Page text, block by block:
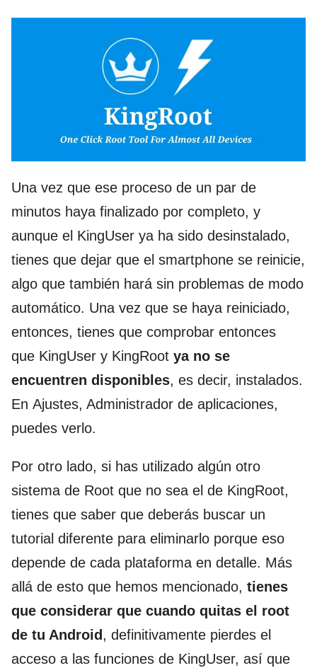
Una vez que ese proceso de un par de
minutos haya finalizado por completo, y
aunque el KingUser ya ha sido desinstalado,
tienes que dejar que el smartphone se reinicie,
algo que también hará sin problemas de modo
automático. Una vez que se haya reiniciado,
entonces, tienes que comprobar entonces
que KingUser y KingRoot ya no se
encuentren disponibles, es decir, instalados.
En Ajustes, Administrador de aplicaciones,
puedes verlo.
Por otro lado, si has utilizado algún otro
sistema de Root que no sea el de KingRoot,
tienes que saber que deberás buscar un
tutorial diferente para eliminarlo porque eso
depende de cada plataforma en detalle. Más
allá de esto que hemos mencionado, tienes
que considerar que cuando quitas el root
de tu Android , definitivamente pierdes el
acceso a las funciones de KingUser, así que